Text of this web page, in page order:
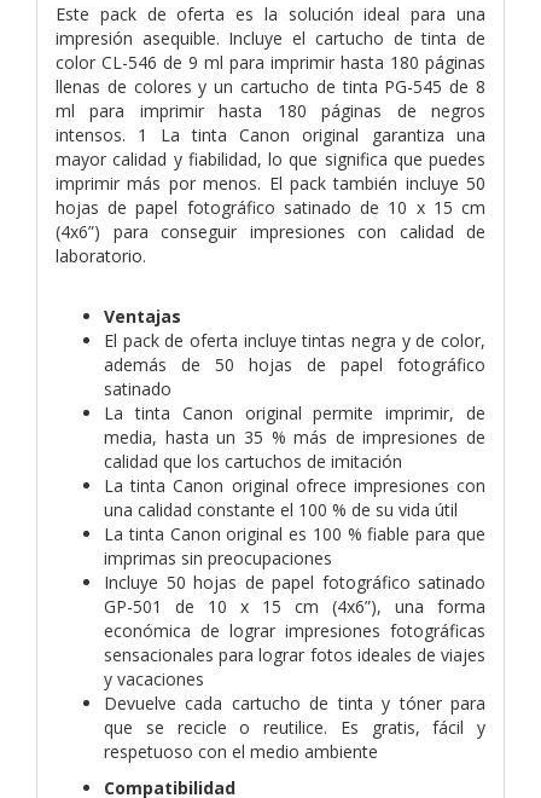
Este pack de oferta es la solución ideal para una
impresión asequible. Incluye el cartucho de tinta de
color CL-546 de 9 ml para imprimir hasta 180 páginas
llenas de colores y un cartucho de tinta PG-545 de 8
ml para imprimir hasta 180 páginas de negros
intensos. 1 La tinta Canon original garantiza una
mayor calidad y fiabilidad, lo que significa que puedes
imprimir más por menos. El pack también incluye 50
hojas de papel fotográfico satinado de 10 x 15 cm
(4x6”) para conseguir impresiones con calidad de
laboratorio.
Ventajas
El pack de oferta incluye tintas negra y de color,
además de 50 hojas de papel fotográfico
satinado
La tinta Canon original permite imprimir, de
media, hasta un 35 % más de impresiones de
calidad que los cartuchos de imitación
La tinta Canon original ofrece impresiones con
una calidad constante el 100 % de su vida útil
La tinta Canon original es 100 % fiable para que
imprimas sin preocupaciones
Incluye 50 hojas de papel fotográfico satinado
GP-501 de 10 x 15 cm (4x6”), una forma
económica de lograr impresiones fotográficas
sensacionales para lograr fotos ideales de viajes
y vacaciones
Devuelve cada cartucho de tinta y tóner para
que se recicle o reutilice. Es gratis, fácil y
respetuoso con el medio ambiente
Compatibilidad